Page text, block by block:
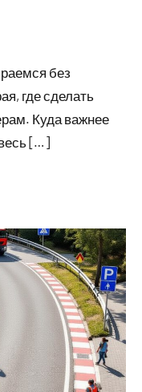
без
где сделать
Куда важнее
[…]